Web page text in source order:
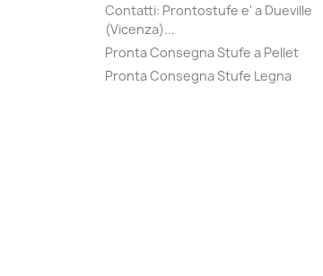
Contatti: Prontostufe e' a Dueville
(Vicenza)...
Pronta Consegna Stufe a Pellet
Pronta Consegna Stufe Legna